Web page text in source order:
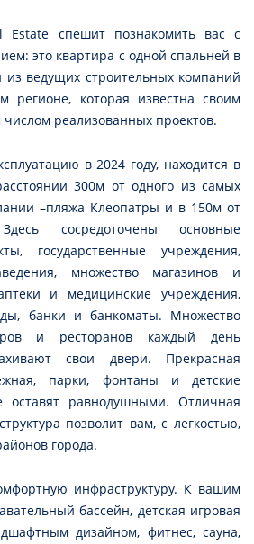
Estate спешит познакомить вас с
это квартира с одной спальней в
из ведущих строительных компаний
регионе, которая известна своим
реализованных проектов.
в 2024 году, находится в
300м от одного из самых
–пляжа Клеопатры и в 150м от
сосредоточены основные
государственные учреждения,
множество магазинов и
и медицинские учреждения,
банки и банкоматы. Множество
и ресторанов каждый день
свои двери. Прекрасная
парки, фонтаны и детские
оставят равнодушными. Отличная
позволит вам, с легкостью,
города.
инфраструктуру. К вашим
бассейн, детская игровая
дизайном, фитнес, сауна,